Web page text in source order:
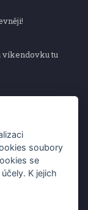
víkendovku tu
tu
sekerku Fiskars
ceny z letáku!
soubory
se
K jejich